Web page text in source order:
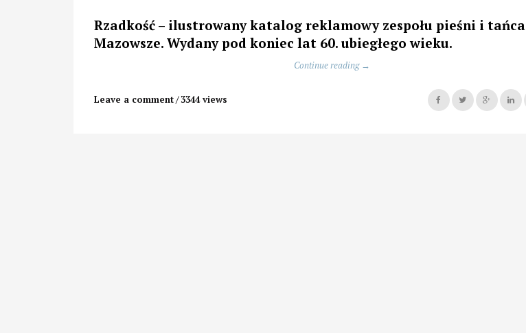
Rzadkość – ilustrowany katalog reklamowy zespołu pieśni i tańca
Mazowsze. Wydany pod koniec lat 60. ubiegłego wieku.
Continue reading „Album
→
Leave a comment 3344 views